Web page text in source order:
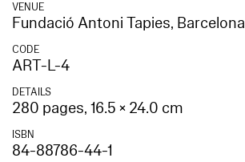
VENUE
Fundació Antoni Tapies, Barcelona
CODE
ART-L-4
DETAILS
280 pages, 16.5 × 24.0 cm
ISBN
84-88786-44-1